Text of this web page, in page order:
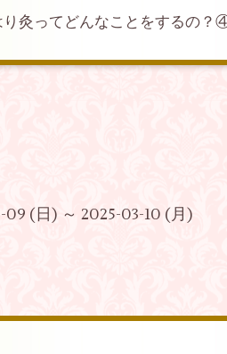
り灸ってどんなことをするの？
09 (日) ～ 2025-03-10 (月)